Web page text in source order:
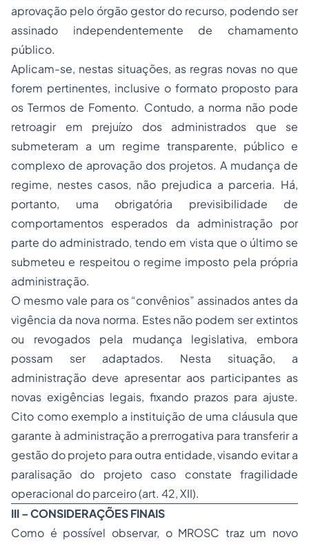
aprovação pelo órgão gestor do recurso, podendo ser
assinado independentemente de chamamento
público.
Aplicam-se, nestas situações, as regras novas no que
forem pertinentes, inclusive o formato proposto para
os Termos de Fomento. Contudo, a norma não pode
retroagir em prejuízo dos administrados que se
submeteram a um regime transparente, público e
complexo de aprovação dos projetos. A mudança de
regime, nestes casos, não prejudica a parceria. Há,
portanto, uma obrigatória previsibilidade de
comportamentos esperados da administração por
parte do administrado, tendo em vista que o último se
submeteu e respeitou o regime imposto pela própria
administração.
O mesmo vale para os “convênios” assinados antes da
vigência da nova norma. Estes não podem ser extintos
ou revogados pela mudança legislativa, embora
possam ser adaptados. Nesta situação, a
administração deve apresentar aos participantes as
novas exigências legais, fixando prazos para ajuste.
Cito como exemplo a instituição de uma cláusula que
garante à administração a prerrogativa para transferir a
gestão do projeto para outra entidade, visando evitar a
paralisação do projeto caso constate fragilidade
operacional do parceiro (art. 42, XII).
III – CONSIDERAÇÕES FINAIS
Como é possível observar, o MROSC traz um novo